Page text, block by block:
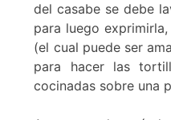
del casabe se debe
para luego
(el cual puede ser
para hacer las
cocinadas sobre una